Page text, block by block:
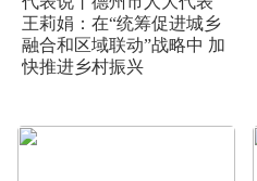
王莉娟：在“统筹促进城乡
融合和区域联动”战略中 加
快推进乡村振兴